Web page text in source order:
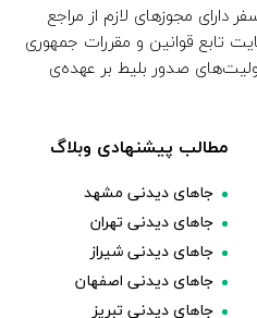
مجوزهای لازم از مراجع
تابع قوانین و مقررات جمهوری
صدور بلیط بر عهده‌ی
مطالب پیشنهادی وبلاگ
جاهای دیدنی مشهد
جاهای دیدنی تهران
جاهای دیدنی شیراز
جاهای دیدنی اصفهان
جاهای دیدنی تبریز